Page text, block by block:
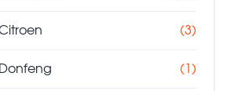
(3)
Donfeng (1)